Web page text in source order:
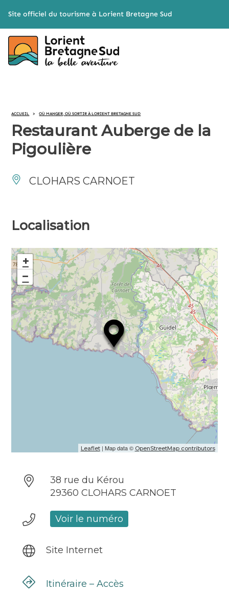
Site officiel du tourisme à Lorient Bretagne Sud
ACCUEIL > OÙ MANGER, OÙ SORTIR À LORIENT BRETAGNE SUD
Restaurant Auberge de la
Pigoulière
CLOHARS CARNOET
Localisation
+
−
Leaflet| Map data © OpenStreetMap contributors
38 rue du Kérou
29360 CLOHARS CARNOET
Voir le numéro
Site Internet
Itinéraire – Accès